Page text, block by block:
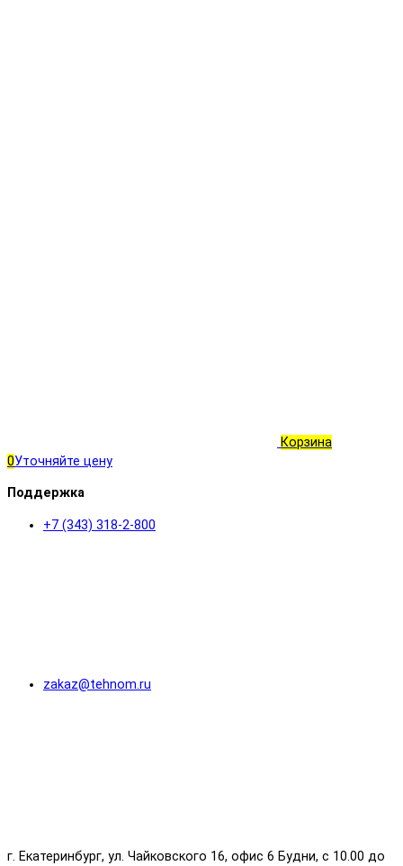
Корзина
0Уточняйте цену
Поддержка
+7 (343) 318-2-800
zakaz@tehnom.ru
г. Екатеринбург, ул. Чайковского 16, офис 6 Будни, с 10.00 до